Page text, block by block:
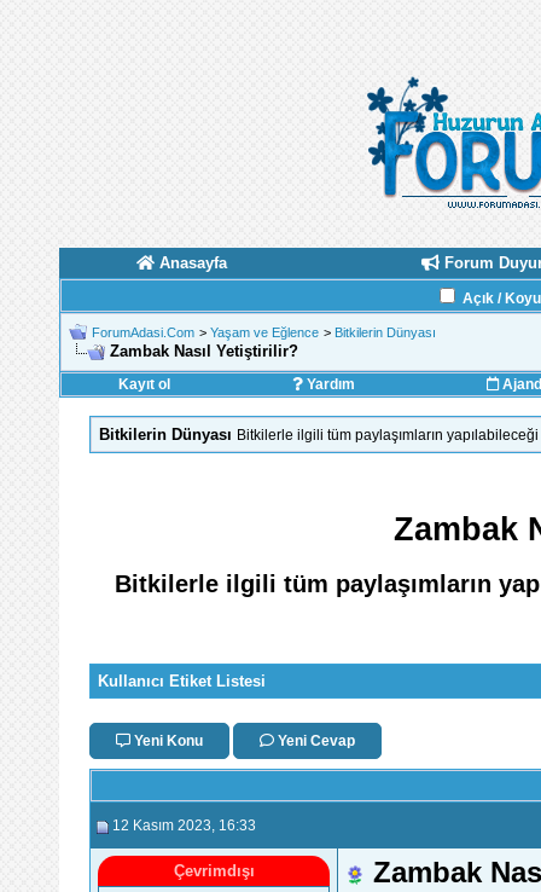
Anasayfa Forum
Açık /
ForumAdasi.Com > Yaşam ve Eğlence > Bitkilerin Dünyası
Zambak Nasıl Yetiştirilir?
Kayıt ol Yardım
Bitkilerin Dünyası Bitkilerle ilgili tüm paylaşımların
Zambak
Bitkilerle ilgili tüm paylaşımların
Kullanıcı Etiket Listesi
Yeni Konu Yeni Cevap
12 Kasım 2023 , 16:33
Çevrimdışı Zambak